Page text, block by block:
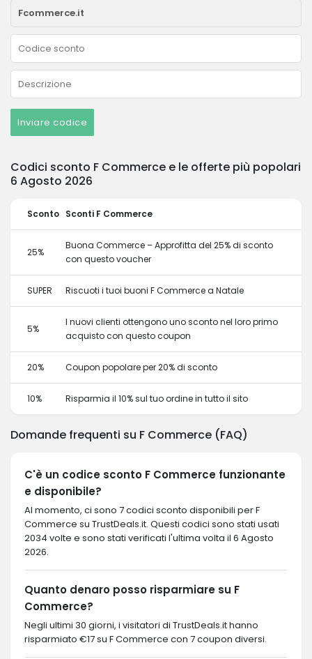
Inviare codice
Codici sconto F Commerce e le offerte più popolari
6 Agosto 2026
Sconto Sconti F Commerce
25%
Buona Commerce – Approfitta del 25% di sconto
con questo voucher
SUPER Riscuoti i tuoi buoni F Commerce a Natale
5%
I nuovi clienti ottengono uno sconto nel loro primo
acquisto con questo coupon
20% Coupon popolare per 20% di sconto
10% Risparmia il 10% sul tuo ordine in tutto il sito
Domande frequenti su F Commerce (FAQ)
C'è un codice sconto F Commerce funzionante
e disponibile?
Al momento, ci sono 7 codici sconto disponibili per F
Commerce su TrustDeals.it. Questi codici sono stati usati
2034 volte e sono stati verificati l'ultima volta il 6 Agosto
2026.
Quanto denaro posso risparmiare su F
Commerce?
Negli ultimi 30 giorni, i visitatori di TrustDeals.it hanno
risparmiato €17 su F Commerce con 7 coupon diversi.